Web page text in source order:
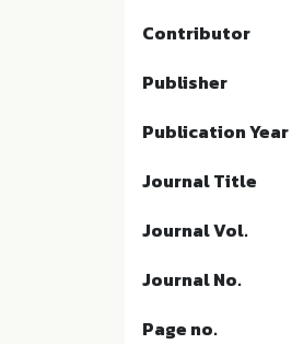
Contributor
Publisher
Publication Year
Journal Title
Journal Vol.
Journal No.
Page no.